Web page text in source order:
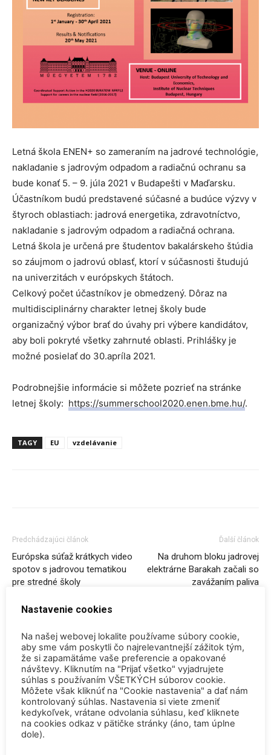
Letná škola ENEN+ so zameraním na jadrové technológie,
nakladanie s jadrovým odpadom a radiačnú ochranu sa
bude konať 5. – 9. júla 2021 v Budapešti v Maďarsku.
Účastníkom budú predstavené súčasné a budúce výzvy v
štyroch oblastiach: jadrová energetika, zdravotníctvo,
nakladanie s jadrovým odpadom a radiačná ochrana.
Letná škola je určená pre študentov bakalárskeho štúdia
so záujmom o jadrovú oblasť, ktorí v súčasnosti študujú
na univerzitách v európskych štátoch.
Celkový počet účastníkov je obmedzený. Dôraz na
multidisciplinárny charakter letnej školy bude
organizačný výbor brať do úvahy pri výbere kandidátov,
aby boli pokryté všetky zahrnuté oblasti. Prihlášky je
možné posielať do 30.apríla 2021.
Podrobnejšie informácie si môžete pozrieť na stránke
letnej školy: https://summerschool2020.enen.bme.hu/.
TAGY EU vzdelávanie
Predchádzajúci článok
Európska súťaž krátkych video
spotov s jadrovou tematikou
pre stredné školy
Ďalší článok
Na druhom bloku jadrovej
elektrárne Barakah začali so
zavážaním paliva
Konferencia QEM 2026
Rekordne nízka hladina Dunaja vynútili
odstavenie JE Paks a JE Cernavoda
Nastavenie cookies
Na našej webovej lokalite používame súbory cookie,
aby sme vám poskytli čo najrelevantnejší zážitok tým,
že si zapamätáme vaše preferencie a opakované
návštevy. Kliknutím na "Prijať všetko" vyjadrujete
súhlas s používaním VŠETKÝCH súborov cookie.
Môžete však kliknúť na "Cookie nastavenia" a dať nám
kontrolovaný súhlas. Nastavenia si viete zmeniť
kedykoľvek, vrátane odvolania súhlasu, keď kliknete
na cookies odkaz v pätičke stránky (áno, tam úplne
dole).